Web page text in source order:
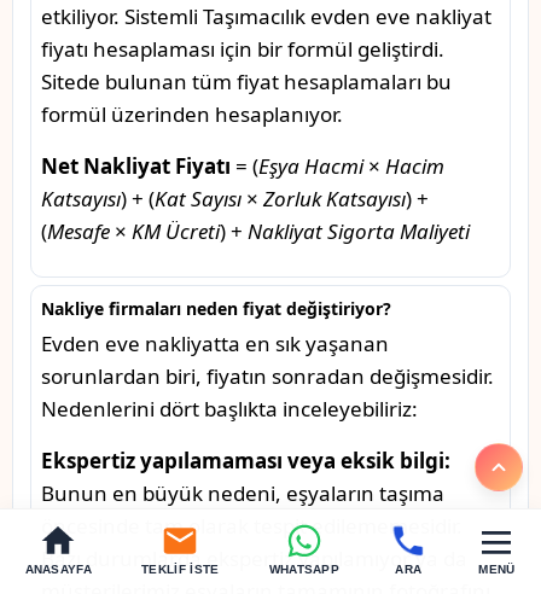
ANASAYFA TEKLIF İSTE WHATSAPP ARA MENÜ
etkiliyor. Sistemli Taşımacılık evden eve nakliyat
fiyatı hesaplaması için bir formül geliştirdi.
Sitede bulunan tüm fiyat hesaplamaları bu
formül üzerinden hesaplanıyor.
Net Nakliyat Fiyatı = (Eşya Hacmi× Hacim
Katsayısı) + (Kat Sayısı × Zorluk Katsayısı) +
(Mesafe × KM Ücreti) + Nakliyat Sigorta Maliyeti
Nakliye firmaları neden fiyat değiştiriyor?
Evden eve nakliyatta en sık yaşanan
sorunlardan biri, fiyatın sonradan değişmesidir.
Nedenlerini dört başlıkta inceleyebiliriz:
Ekspertiz yapılamaması veya eksik bilgi:
Bunun en büyük nedeni, eşyaların taşıma
öncesinde tam olarak tespit edilememesidir.
Bazı durumlarda ekspertiz yapılamıyor ya da